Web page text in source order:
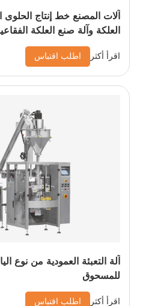
العلكة وآلة صنع العلكة
اقرأ أكثر اطلب اقتباس
آلة التعبئة العمودية من نوع
للمسحوق
اقرأ أكثر اطلب اقتباس